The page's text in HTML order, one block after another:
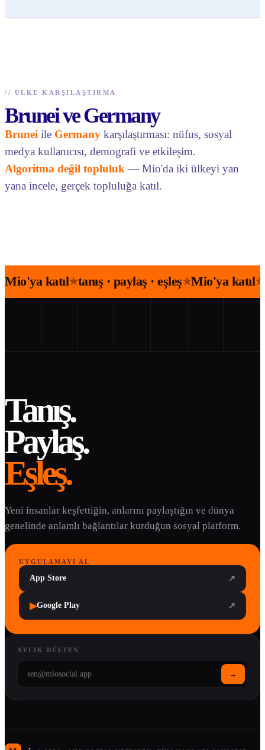
// ÜLKE KARŞILAŞTIRMA
Brunei ve Germany
Brunei ile Germany karşılaştırması: nüfus, sosyal
medya kullanıcısı, demografi ve etkileşim.
Algoritma değil topluluk — Mio'da iki ülkeyi yan
yana incele, gerçek topluluğa katıl.
Mio'ya katıl★tanış · paylaş · eşleş★Mio'ya katıl★
Tanış.
Paylaş.
Eşleş.
Yeni insanlar keşfettiğin, anlarını paylaştığın ve dünya
genelinde anlamlı bağlantılar kurduğun sosyal platform.
UYGULAMAYI AL
App Store ↗
▶Google Play ↗
AYLIK BÜLTEN
→